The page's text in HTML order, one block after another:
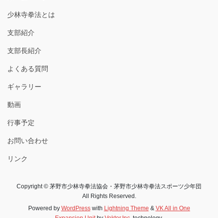
少林寺拳法とは
支部紹介
支部長紹介
よくある質問
ギャラリー
動画
行事予定
お問い合わせ
リンク
Copyright © 茅野市少林寺拳法協会・茅野市少林寺拳法スポーツ少年団
All Rights Reserved.
Powered by WordPresswith Lightning Theme & VK All in One